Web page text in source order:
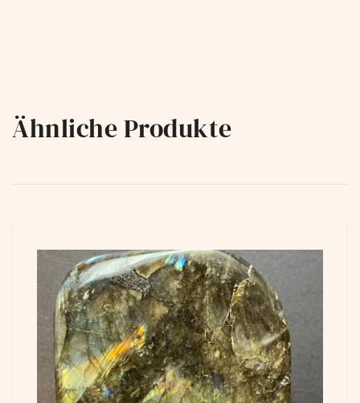
Ähnliche Produkte